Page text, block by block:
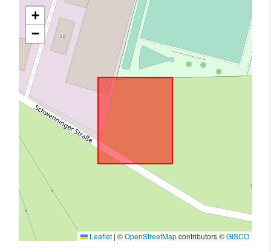
+
−
Leaflet | ©OpenStreetMapcontributors ©GISCO